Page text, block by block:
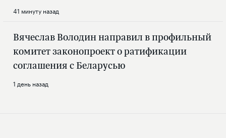
41 минуту назад
Вячеслав Володин направил в профильный
комитет законопроект о ратификации
соглашения с Беларусью
1 день назад